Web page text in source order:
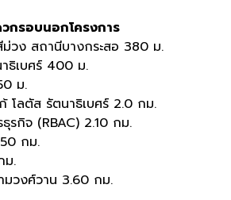
กรอบนอกโครงการ
วง สถานีบางกระสอ 380 ม.
ธิเบศร์ 400 ม.
ม.
โลตัส รัตนาธิเบศร์ 2.0 กม.
รกิจ (RBAC) 2.10 กม.
กม.
ม.
วงศ์วาน 3.60 กม.